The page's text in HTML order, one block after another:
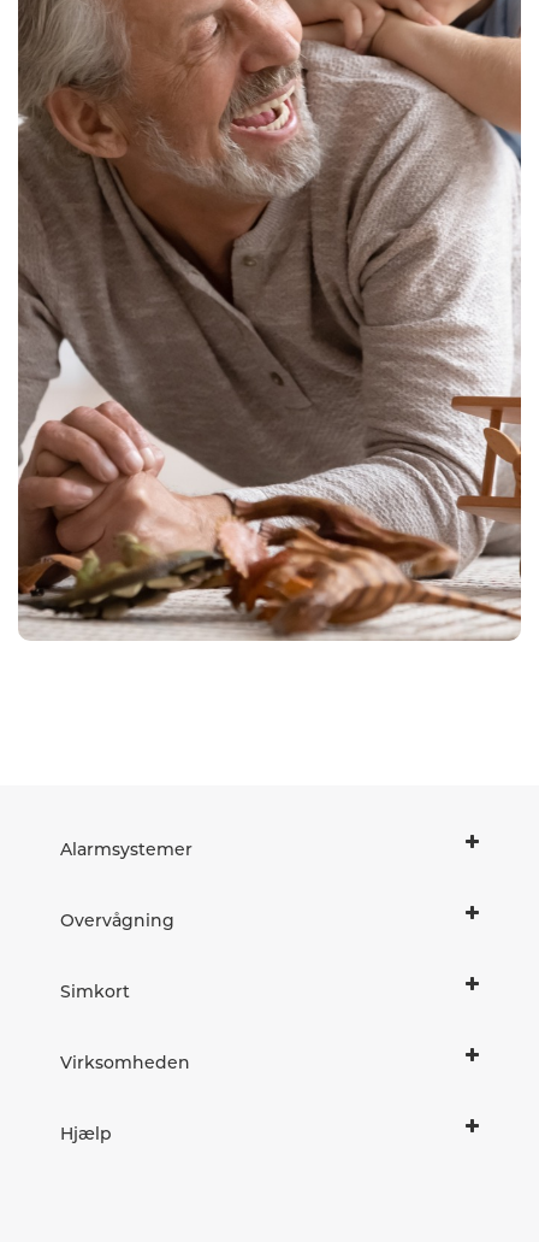
Alarmsystemer
Overvågning
Simkort
Virksomheden
Hjælp